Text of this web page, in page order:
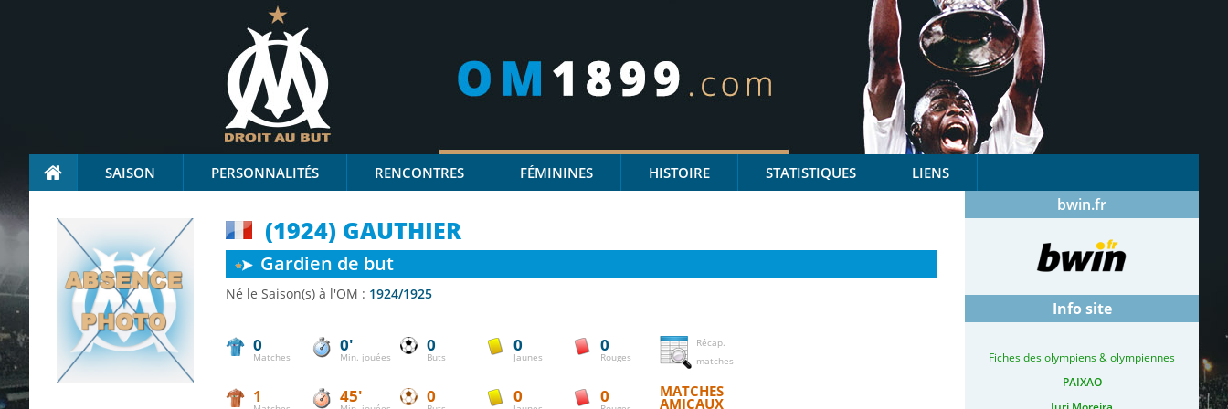
SAISON PERSONNALITÉS RENCONTRES FÉMININES HISTOIRE STATISTIQUES LIENS
(1924) GAUTHIER
Gardien de but
Né le Saison(s) à l'OM : 1924/1925
0
Matches
0'
Min. jouées
0
Buts
0
Jaunes
0
Rouges
Récap.
matches
1 45' 0 0 0 MATCHES
AMICAUX
bwin.fr
Info site
Fiches des olympiens & olympiennes
PAIXAO